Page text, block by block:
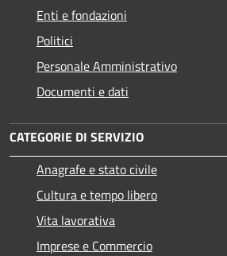
Enti e fondazioni
Politici
Personale Amministrativo
Documenti e dati
CATEGORIE DI SERVIZIO
Anagrafe e stato civile
Cultura e tempo libero
Vita lavorativa
Imprese e Commercio